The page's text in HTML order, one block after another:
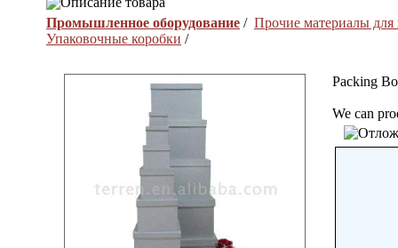
Промышленное оборудование / Прочие материалы
Упаковочные коробки /
Packing
We can